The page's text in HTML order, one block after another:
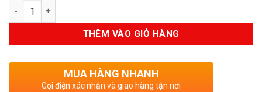
Số lượng
THÊM VÀO GIỎ HÀNG
MUA HÀNG NHANH
Gọi điện xác nhận và giao hàng tận nơi